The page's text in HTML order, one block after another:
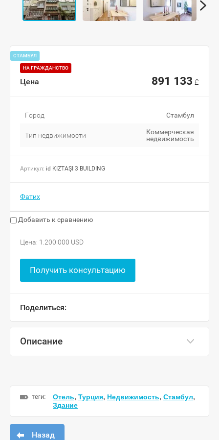
СТАМБУЛ
НА ГРАЖДАНСТВО
Цена 891 133 £
Город Стамбул
Тип недвижимости
Коммерческая
недвижимость
Артикул: id KIZTAŞI 3 BUILDING
Фатих
Добавить к сравнению
Цена: 1.200.000 USD
Получить консультацию
Поделиться:
Описание
теги: Отель, Турция, Недвижимость, Стамбул,
Здание
Назад